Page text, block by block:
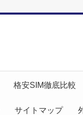
格安SIM徹底比較
サイトマップ